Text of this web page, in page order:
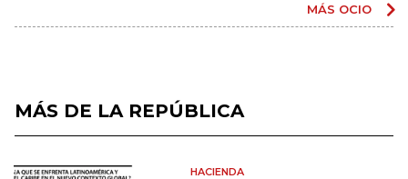
MÁS OCIO
MÁS DE LA REPÚBLICA
HACIENDA